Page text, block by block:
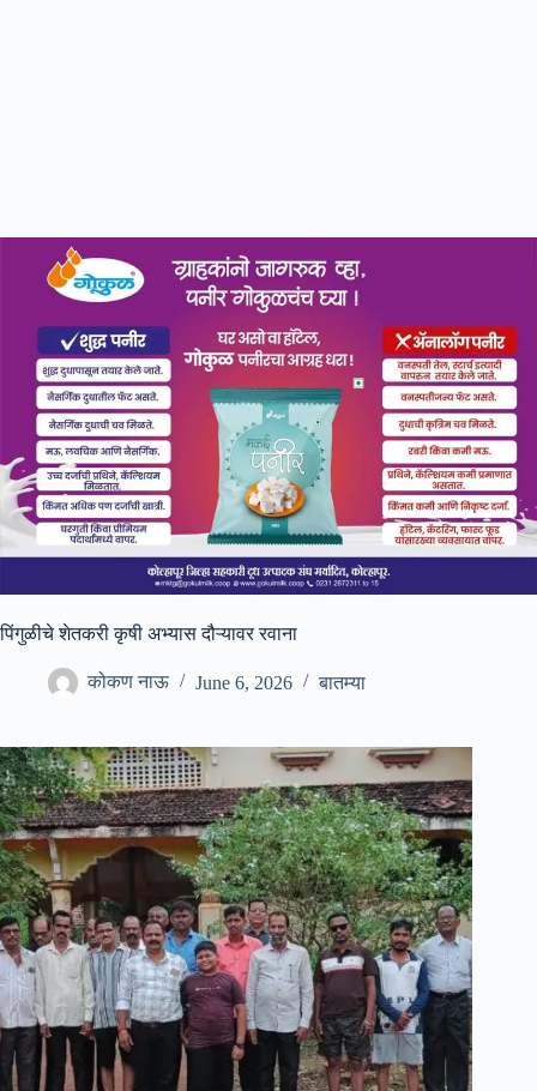
पिंगुळीचे शेतकरी कृषी अभ्यास दौऱ्यावर रवाना
कोकण नाऊ June 6, 2026 बातम्या